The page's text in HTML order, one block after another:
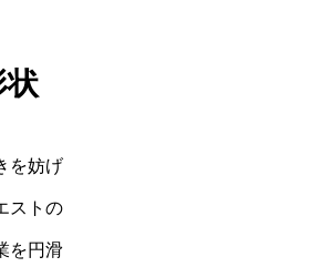
状
を妨げ
ストの
を円滑